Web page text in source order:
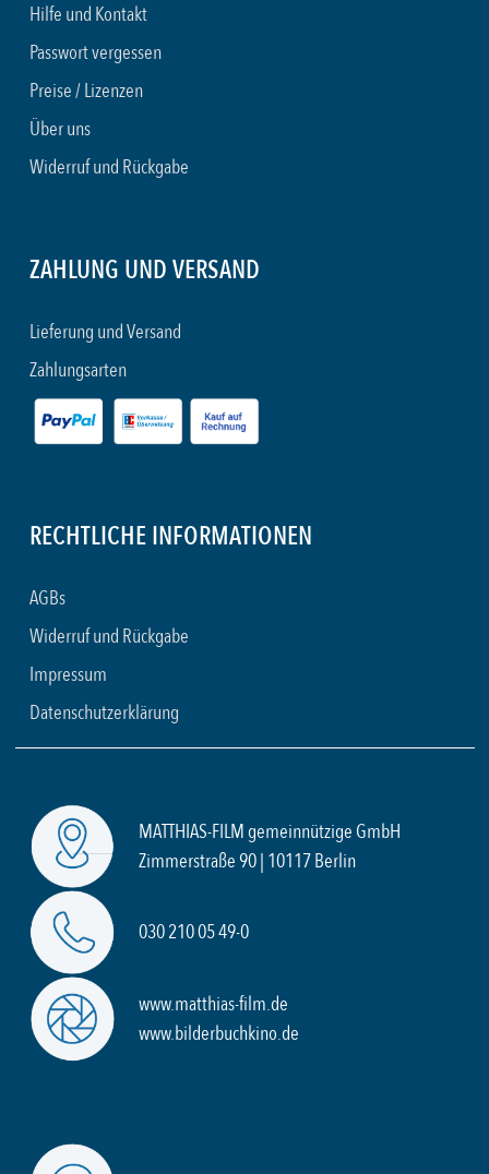
Hilfe und Kontakt
Passwort vergessen
Preise / Lizenzen
Über uns
Widerruf und Rückgabe
ZAHLUNG UND VERSAND
Lieferung und Versand
Zahlungsarten
RECHTLICHE INFORMATIONEN
AGBs
Widerruf und Rückgabe
Impressum
Datenschutzerklärung
MATTHIAS-FILM gemeinnützige GmbH
Zimmerstraße 90 | 10117 Berlin
030 210 05 49-0
www.matthias-film.de
www.bilderbuchkino.de